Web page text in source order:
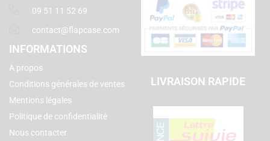
09 51 11 52 69
contact@flapcase.com
INFORMATIONS
A propos
Conditions générales de ventes
Mentions légales
Politique de confidentialité
Nous contacter
LIVRAISON RAPIDE